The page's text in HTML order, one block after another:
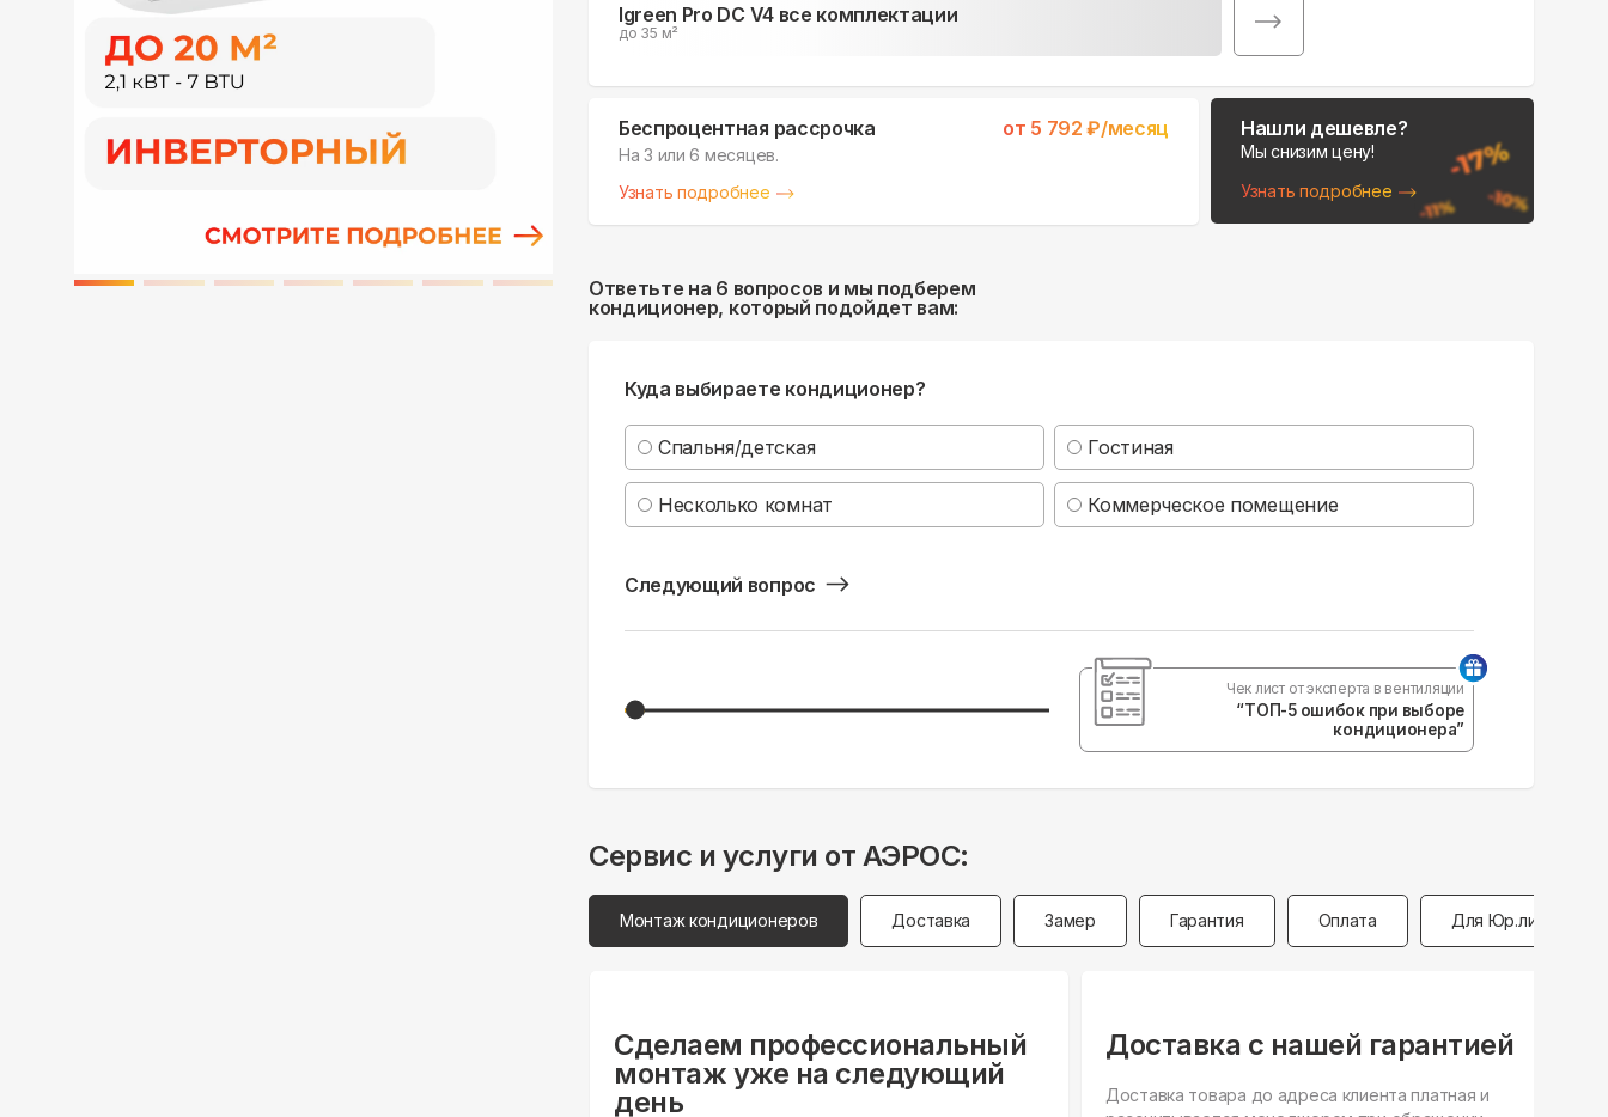
Поможем выбрать
место для монтажа:
В Telegram
Igreen Pro DC V4 все комплектации
до 35 м²
Беспроцентная рассрочка от 5 792 ₽/месяц
На 3 или 6 месяцев.
Узнать подробнее
Нашли дешевле?
Мы снизим цену!
Узнать подробнее
Ответьте на 6 вопросов и мы подберем
кондиционер, который подойдет вам:
Куда выбираете кондиционер?
Спальня/детская Гостиная
Несколько комнат Коммерческое помещение
Следующий вопрос
Чек лист от эксперта в вентиляции
“ТОП-5 ошибок при выборе
кондиционера”
Сервис и услуги от АЭРОС:
Монтаж кондиционеров Доставка Замер Гарантия Оплата Для Юр.лиц
Сделаем профессиональный
монтаж уже на следующий
день
Доставка с нашей гарантией
Доставка товара до адреса клиента платная и